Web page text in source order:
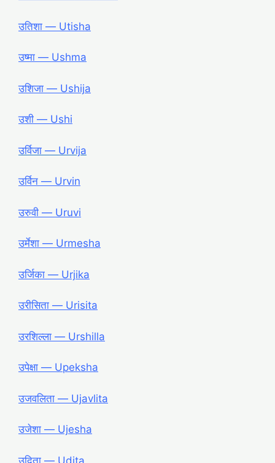
उतिशा ― Utisha
उष्मा ― Ushma
उशिजा ― Ushija
उशी ― Ushi
उर्विजा ― Urvija
उर्विन ― Urvin
उरुवी ― Uruvi
उर्मेशा ― Urmesha
उर्जिका ― Urjika
उरीसिता ― Urisita
उरशिल्ला ― Urshilla
उपेक्षा ― Upeksha
उजवलिता ― Ujavlita
उजेशा ― Ujesha
उदिता ― Udita